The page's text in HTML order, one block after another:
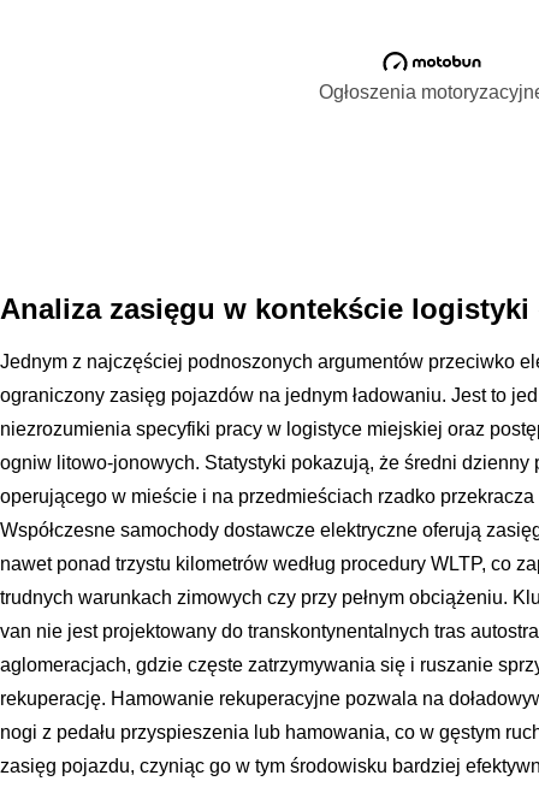
Ogłoszenia
Analiza zasięgu w kontekście
Jednym z najczęściej podnoszonych argumentów przeciwko
ograniczony zasięg pojazdów na jednym ładowaniu. Jest to
niezrozumienia specyfiki pracy w logistyce miejskiej oraz
ogniw litowo-jonowych. Statystyki pokazują, że średni
operującego w mieście i na przedmieściach rzadko
Współczesne samochody dostawcze elektryczne oferują
nawet ponad trzystu kilometrów według procedury WLTP, co
trudnych warunkach zimowych czy przy pełnym obciążeniu.
van nie jest projektowany do transkontynentalnych tras
aglomeracjach, gdzie częste zatrzymywania się i ruszanie
rekuperację. Hamowanie rekuperacyjne pozwala na
nogi z pedału przyspieszenia lub hamowania, co w gęstym
zasięg pojazdu, czyniąc go w tym środowisku bardziej